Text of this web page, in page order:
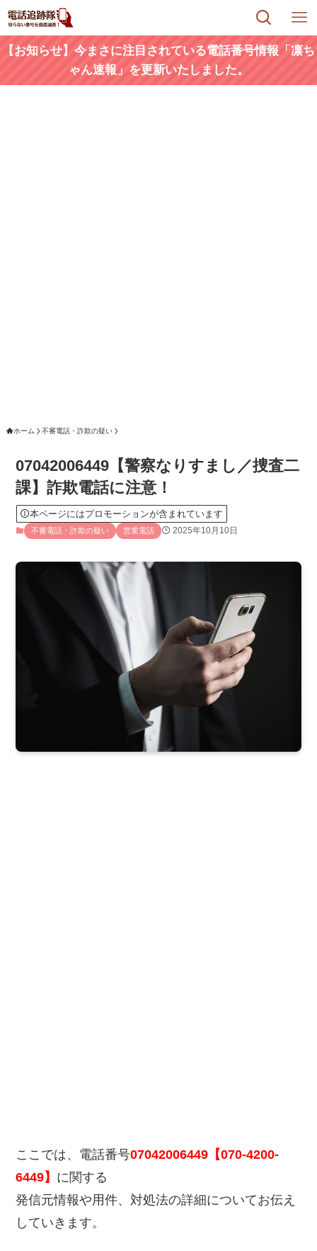
【お知らせ】今まさに注目されている電話番号情報「凛ち
ゃん速報」を更新いたしました。
ホーム 不審電話・詐欺の疑い
07042006449【警察なりすまし／捜査二
課】詐欺電話に注意！
本ページにはプロモーションが含まれています
不審電話・詐欺の疑い 営業電話 2025年10月10日
ここでは、電話番号07042006449【070-4200-
6449】 に関する
発信元情報や用件、対処法の詳細についてお伝え
していきます。